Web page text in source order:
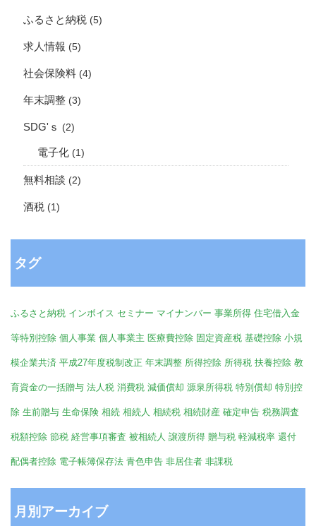
ふるさと納税 (5)
求人情報 (5)
社会保険料 (4)
年末調整 (3)
SDG'ｓ (2)
電子化 (1)
無料相談 (2)
酒税 (1)
タグ
ふるさと納税 インボイス セミナー マイナンバー 事業所得 住宅借入金
等特別控除 個人事業 個人事業主 医療費控除 固定資産税 基礎控除 小規
模企業共済 平成27年度税制改正 年末調整 所得控除 所得税 扶養控除 教
育資金の一括贈与 法人税 消費税 減価償却 源泉所得税 特別償却 特別控
除 生前贈与 生命保険 相続 相続人 相続税 相続財産 確定申告 税務調査
税額控除 節税 経営事項審査 被相続人 譲渡所得 贈与税 軽減税率 還付
配偶者控除 電子帳簿保存法 青色申告 非居住者 非課税
月別アーカイブ